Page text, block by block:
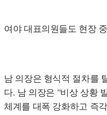
여야 대표의원들도 현장
남 의장은 형식적 절차를
다. 남 의장은 "비상 상황
체계를 대폭 강화하고 즉